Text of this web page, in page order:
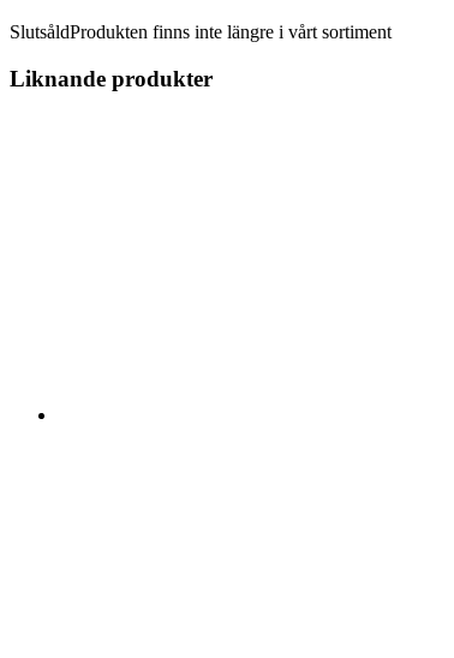
SlutsåldProdukten finns inte längre i vårt sortiment
Liknande produkter